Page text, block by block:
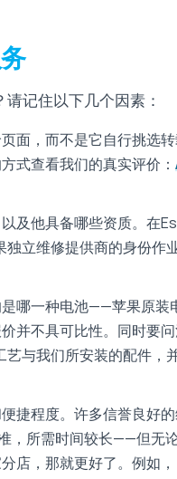
记住以下几个因素：
面，而不是它自行挑选
式查看我们的真实评价：
及他具备哪些资质。在
独立维修提供商的身份
哪一种电池——苹果原装
并不具可比性。同时要
与我们所安装的配件，
捷程度。许多信誉良好
，所需时间较长——但无
店，那就更好了。例如，